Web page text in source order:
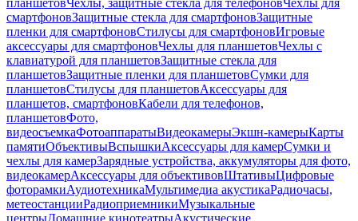
планшетовЧехлы, защитные стекла для телефоновЧехлы для
смартфоновЗащитные стекла для смартфоновЗащитные
пленки для смартфоновСтилусы для смартфоновИгровые
аксессуары для смартфоновЧехлы для планшетовЧехлы с
клавиатурой для планшетовЗащитные стекла для
планшетовЗащитные пленки для планшетовСумки для
планшетовСтилусы для планшетовАксессуары для
планшетов, смартфоновКабели для телефонов,
планшетовФото,
видеосъемкаФотоаппаратыВидеокамерыЭкшн-камерыКарты
памятиОбъективыВспышкиАксессуары для камерСумки и
чехлы для камерЗарядные устройства, аккумуляторы для фото,
видеокамерАксессуары для объективовШтативыЦифровые
фоторамкиАудиотехникаМультимедиа акустикаРадиочасы,
метеостанцииРадиоприемникиМузыкальные
центрыДомашние кинотеатрыАкустические